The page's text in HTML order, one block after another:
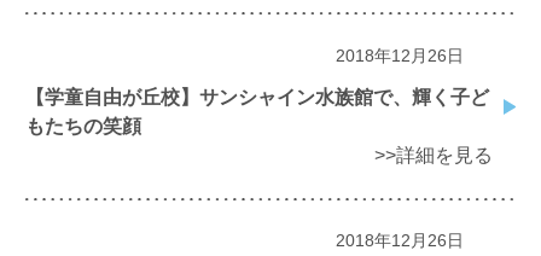
2018年12月26日
【学童自由が丘校】サンシャイン水族館で、輝く子ど
もたちの笑顔
>>詳細を見る
2018年12月26日